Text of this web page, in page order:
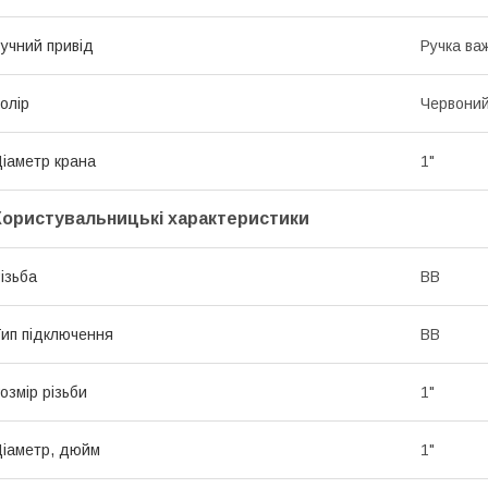
привід Ручка
крана 1"
характеристики
ВВ
підключення ВВ
різьби 1"
дюйм 1"